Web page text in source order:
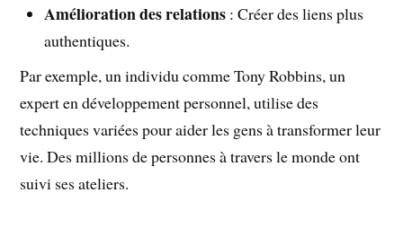
Amélioration des relations : Créer des liens plus
authentiques.
Par exemple, un individu comme Tony Robbins, un
expert en développement personnel, utilise des
techniques variées pour aider les gens à transformer leur
vie. Des millions de personnes à travers le monde ont
suivi ses ateliers.